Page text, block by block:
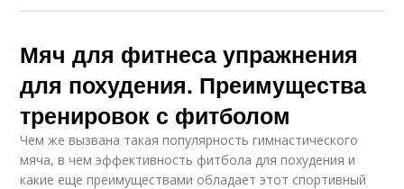
Мяч для фитнеса упражнения
для похудения. Преимущества
тренировок с фитболом
Чем же вызвана такая популярность гимнастического
мяча, в чем эффективность фитбола для похудения и
какие еще преимуществами обладает этот спортивный